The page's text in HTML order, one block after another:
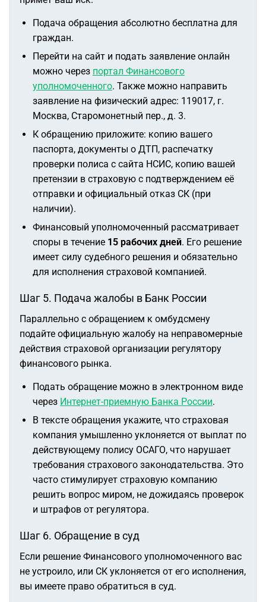
Подача обращения абсолютно бесплатна для
граждан.
Перейти на сайт и подать заявление онлайн
можно через портал Финансового
уполномоченного. Также можно направить
заявление на физический адрес: 119017, г.
Москва, Старомонетный пер., д. 3.
К обращению приложите: копию вашего
паспорта, документы о ДТП, распечатку
проверки полиса с сайта НСИС, копию вашей
претензии в страховую с подтверждением её
отправки и официальный отказ СК (при
наличии).
Финансовый уполномоченный рассматривает
споры в течение 15 рабочих дней. Его решение
имеет силу судебного решения и обязательно
для исполнения страховой компанией.
Шаг 5. Подача жалобы в Банк России
Параллельно с обращением к омбудсмену
подайте официальную жалобу на неправомерные
действия страховой организации регулятору
финансового рынка.
Подать обращение можно в электронном виде
через Интернет-приемную Банка России.
В тексте обращения укажите, что страховая
компания умышленно уклоняется от выплат по
действующему полису ОСАГО, что нарушает
требования страхового законодательства. Это
часто стимулирует страховую компанию
решить вопрос миром, не дожидаясь проверок
и штрафов от регулятора.
Шаг 6. Обращение в суд
Если решение Финансового уполномоченного вас
не устроило, или СК уклоняется от его исполнения,
вы имеете право обратиться в суд.